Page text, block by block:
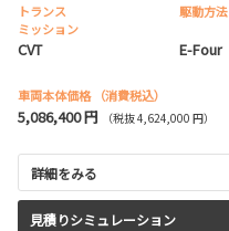
トランス
ミッション
CVT
駆動方法
E-Four
車両本体価格 （消費税込）
5,086,400 円 （税抜 4,624,000 円）
詳細をみる
見積りシミュレーション